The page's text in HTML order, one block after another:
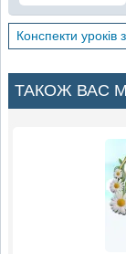
Конспекти уроків
ТАКОЖ ВАС